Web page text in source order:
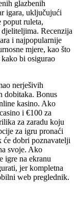
glazbenih
igara, uključujući
poput ruleta,
Recenzija
i najpopularnije
mjere, kao što
bi osigurao
nerješivih
dobitaka. Bonus
kasino. Ako
i €100 za
za zaradu koju
za igru pronaći
će dobri poznavatelji
svoje. Ako
igre na ekranu
jer kompletna
web preglednik.